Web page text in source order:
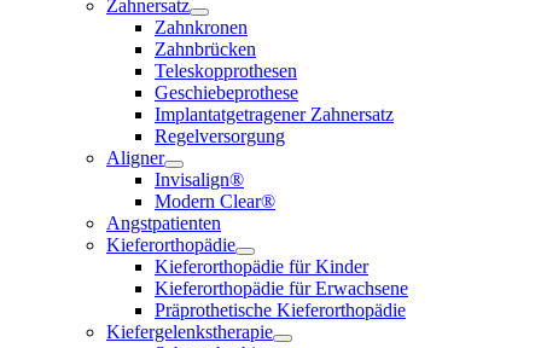
Zahnersatz
Zahnkronen
Zahnbrücken
Teleskopprothesen
Geschiebeprothese
Implantatgetragener Zahnersatz
Regelversorgung
Aligner
Invisalign®
Modern Clear®
Angstpatienten
Kieferorthopädie
Kieferorthopädie für Kinder
Kieferorthopädie für Erwachsene
Präprothetische Kieferorthopädie
Kiefergelenkstherapie